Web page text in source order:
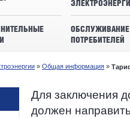
ОБСЛУЖИВАНИЕ
ПОТРЕБИТЕЛЕЙ
» Общая информация »
Для заключения
должен